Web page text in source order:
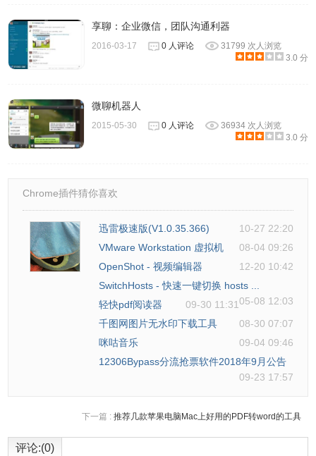
线，比如将客户跟进状态分为初步沟通、意向客户、付费客
户、冷客户等多个阶段，给客户标记跟进状态，如果客户的
跟进状态长时间没更新，或者一定时间内未和客户联系，微
微伴助手软件官网
享聊：企业微信，团队沟通利器
2016-03-17 0 人评论
31799 次人浏览
3.0 分
微聊机器人
2015-05-30 0 人评论
36934 次人浏览
3.0 分
Chrome插件猜你喜欢
迅雷极速版(V1.0.35.366)
10-27 22:20
VMware Workstation 虚拟机
08-04 09:26
OpenShot - 视频编辑器
12-20 10:42
SwitchHosts - 快速一键切换 hosts ...
05-08 12:03
轻快pdf阅读器
09-30 11:31
千图网图片无水印下载工具
08-30 07:07
咪咕音乐
09-04 09:46
12306Bypass分流抢票软件2018年9月公告
09-23 17:57
下一篇 : 推荐几款苹果电脑Mac上好用的PDF转word的工具
评论:(0)